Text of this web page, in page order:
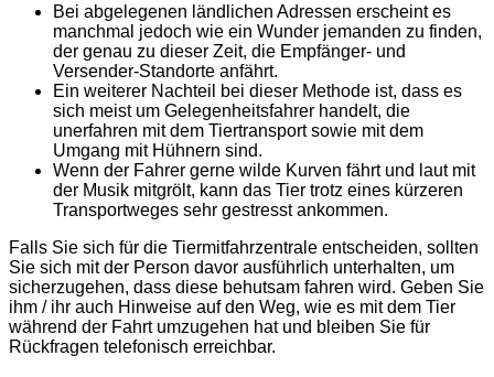
Bei abgelegenen ländlichen Adressen erscheint es
manchmal jedoch wie ein Wunder jemanden zu finden,
der genau zu dieser Zeit, die Empfänger- und
Versender-Standorte anfährt.
Ein weiterer Nachteil bei dieser Methode ist, dass es
sich meist um Gelegenheitsfahrer handelt, die
unerfahren mit dem Tiertransport sowie mit dem
Umgang mit Hühnern sind.
Wenn der Fahrer gerne wilde Kurven fährt und laut mit
der Musik mitgrölt, kann das Tier trotz eines kürzeren
Transportweges sehr gestresst ankommen.
Falls Sie sich für die Tiermitfahrzentrale entscheiden, sollten
Sie sich mit der Person davor ausführlich unterhalten, um
sicherzugehen, dass diese behutsam fahren wird. Geben Sie
ihm / ihr auch Hinweise auf den Weg, wie es mit dem Tier
während der Fahrt umzugehen hat und bleiben Sie für
Rückfragen telefonisch erreichbar.